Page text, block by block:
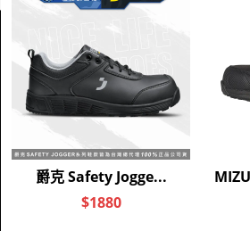
關於我們
品牌故事
企業責任
ESG永續經營